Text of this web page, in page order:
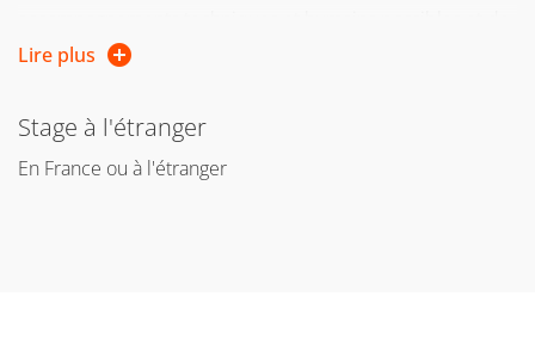
prétendre à des droits particuliers.
Vous trouverez toutes les informations sur la
Lire plus
Stage à l'étranger
En France ou à l'étranger